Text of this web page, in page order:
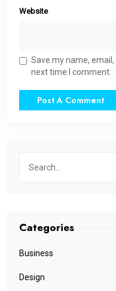
Website
Save my name,
next time I comment.
Categories
Business
Design